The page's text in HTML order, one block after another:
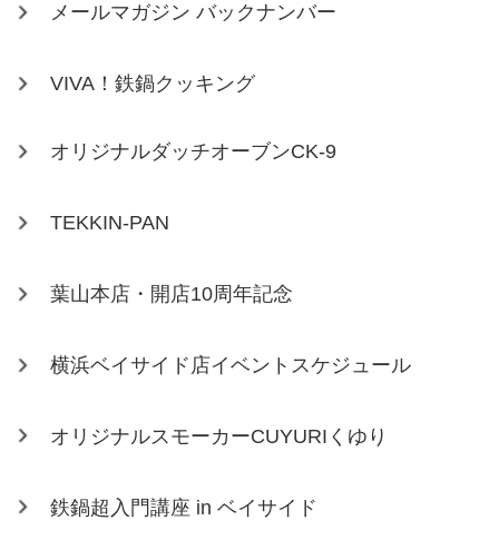
メールマガジン バックナンバー
VIVA！鉄鍋クッキング
オリジナルダッチオーブンCK-9
TEKKIN-PAN
葉山本店・開店10周年記念
横浜ベイサイド店イベントスケジュール
オリジナルスモーカーCUYURIくゆり
鉄鍋超入門講座 in ベイサイド